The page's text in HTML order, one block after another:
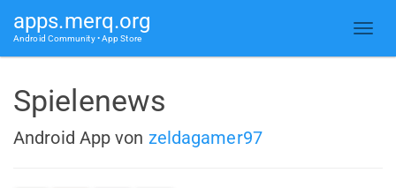
apps.merq.org
Android Community • App Store
Spielenews
Android App von zeldagamer97